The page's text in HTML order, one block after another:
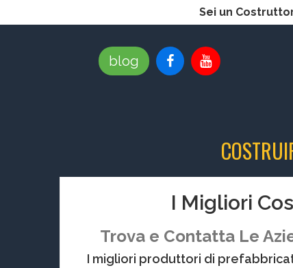
Sei un
blog
I Migliori
Trova e Contatta Le
I migliori produttori di